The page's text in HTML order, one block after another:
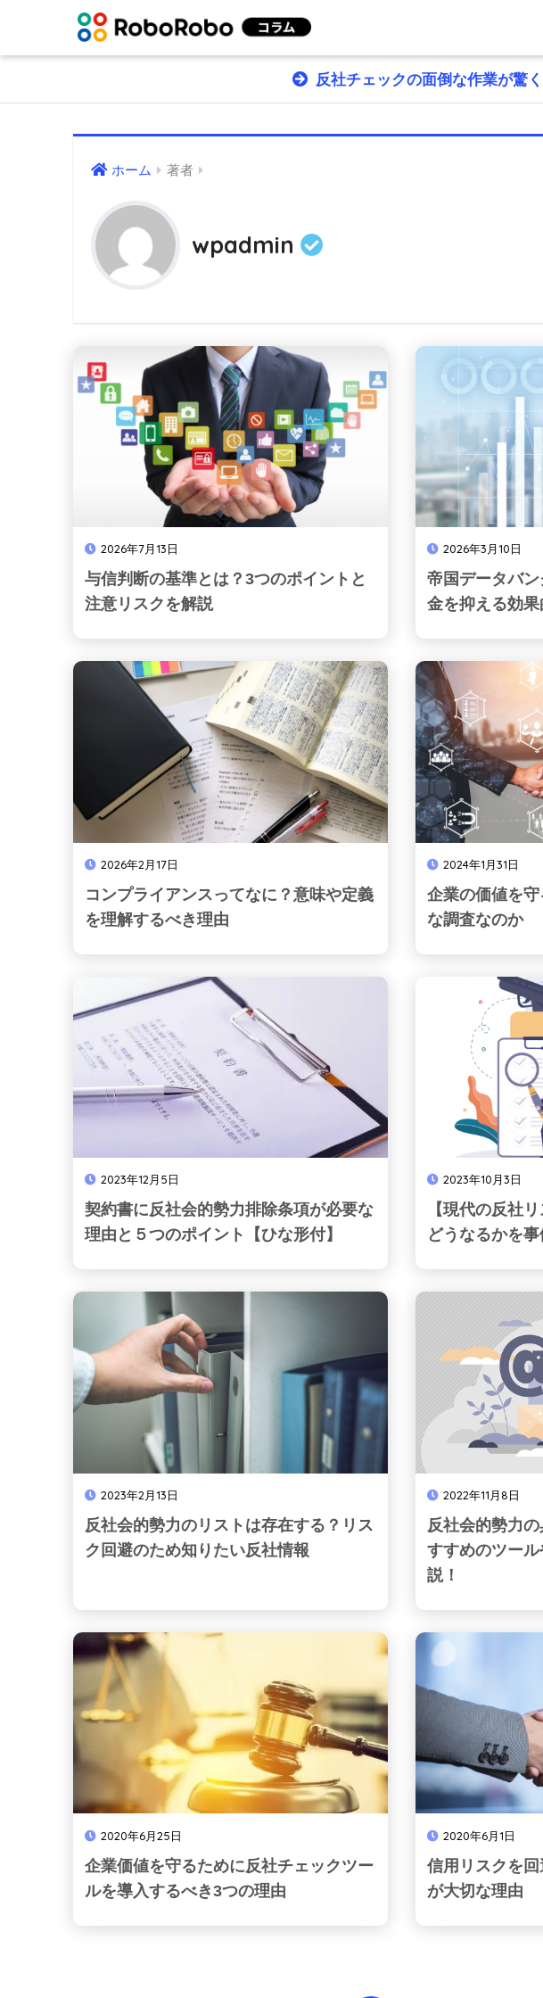
反社チェックの面倒な作業が驚
ホーム 著者
wpadmin
2026年7月13日
与信判断の基準とは？3つのポイントと
注意リスクを解説
2026年3月10日
帝国データバ
金を抑える効
2026年2月17日
コンプライアンスってなに？意味や定義
を理解するべき理由
2024年1月31日
企業の価値を
な調査なのか
2023年12月5日
契約書に反社会的勢力排除条項が必要な
理由と５つのポイント【ひな形付】
2023年10月3日
【現代の反社
どうなるかを
2023年2月13日
反社会的勢力のリストは存在する？リス
ク回避のため知りたい反社情報
2022年11月8日
反社会的勢力
すすめのツー
説！
2020年6月25日
企業価値を守るために反社チェックツー
ルを導入するべき3つの理由
2020年6月1日
信用リスクを
が大切な理由